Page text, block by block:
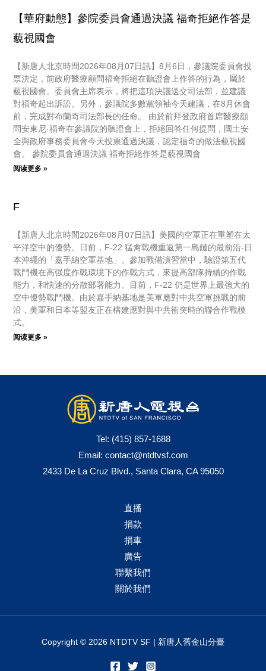
【華府動態】參院委員會通過決議 福奇拒絕作答是
藐視國會
【新唐人北京時間2026年08月07日訊】8月6日，參議院委員會投
票決定，前政府醫療顧問福奇拒絕在聽證會上作答的行為，屬於
藐視國會。委員會主席表示，將把這項決議送交司法部，並建議
對福奇起出訴訟。另外，參議院多數黨領袖今天建議，在8月休會
前，完成對布蘭奇司法部長的任命。 由於前拜登政府首席醫療顧
問安東尼·福奇在參議院的聽證會上，拒絕回答任何提問，國土安
全與政府事務委員會今天投票通過決議，認定福奇的做法藐視國
會。 參院委員會通過決議 福奇拒絕作答是藐視國會
阅读更多 »
F
【新唐人北京時間2026年08月07日訊】美國的空軍正在重塑在太
平洋空中的優勢。日前，F-22 猛禽戰機重返第一島鏈的最前沿-日
本沖繩的「嘉手納空軍基地」。參加戰備演習當中，驗證第五代
戰鬥機在高强度作戰環境下的作戰方式，來提高部隊持續的作戰
能力，和快速的分散部署能力。目前，F-22 仍是世界上最強大的
空中優勢戰鬥機。由於嘉手納基地是美軍應對中共空軍挑戰的前
沿，美軍和日本等盟友正在構建應對與中共衝突時的聯合作戰模
式。
阅读更多 »
Tel: (415) 857-1688
Email: contact@ntdtvsf.com
2433 De La Cruz Blvd., Santa Clara, CA 95050
直播
捐款
捐車
廣告
聯繫我們
關於我們
Copyright © 2026 NTDTV SF | 新唐人舊金山分臺